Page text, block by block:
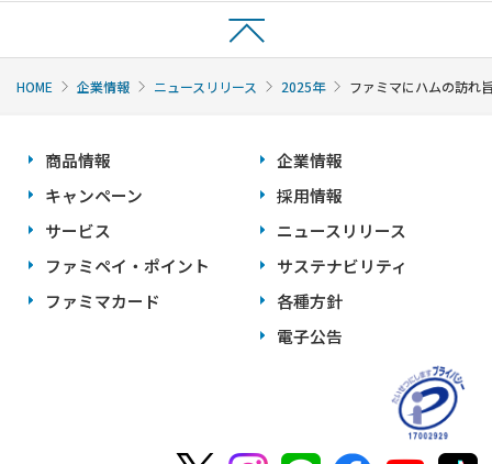
HOME 企業情報 ニュースリリース 2025年 ファミマにハムの訪れ
商品情報
キャンペーン
サービス
ファミペイ・ポイント
ファミマカード
企業情報
採用情報
ニュースリリース
サステナビリティ
各種方針
電子公告